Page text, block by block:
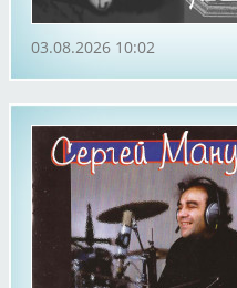
03.08.2026 10:02